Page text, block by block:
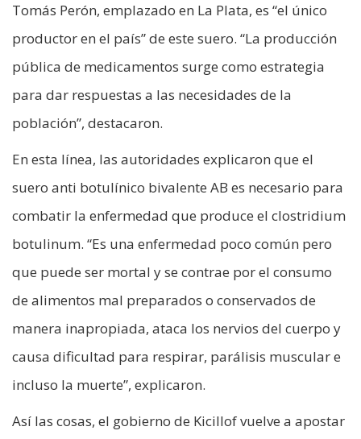
Tomás Perón, emplazado en La Plata, es “el único
productor en el país” de este suero. “La producción
pública de medicamentos surge como estrategia
para dar respuestas a las necesidades de la
población”, destacaron.
En esta línea, las autoridades explicaron que el
suero anti botulínico bivalente AB es necesario para
combatir la enfermedad que produce el clostridium
botulinum. “Es una enfermedad poco común pero
que puede ser mortal y se contrae por el consumo
de alimentos mal preparados o conservados de
manera inapropiada, ataca los nervios del cuerpo y
causa dificultad para respirar, parálisis muscular e
incluso la muerte”, explicaron.
Así las cosas, el gobierno de Kicillof vuelve a apostar